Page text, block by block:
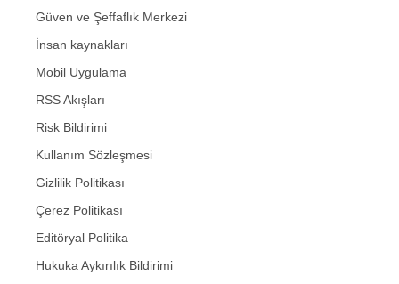
Güven ve Şeffaflık Merkezi
İnsan kaynakları
Mobil Uygulama
RSS Akışları
Risk Bildirimi
Kullanım Sözleşmesi
Gizlilik Politikası
Çerez Politikası
Editöryal Politika
Hukuka Aykırılık Bildirimi